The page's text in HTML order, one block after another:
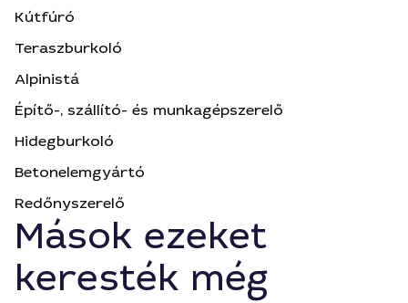
Kútfúró
Teraszburkoló
Alpinistá
Építő-, szállító- és munkagépszerelő
Hidegburkoló
Betonelemgyártó
Redőnyszerelő
Mások ezeket
keresték még